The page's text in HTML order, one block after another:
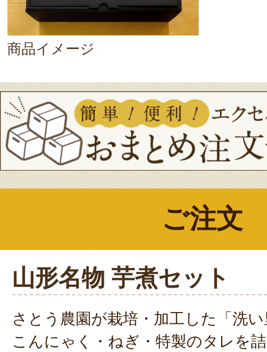
「鍋の締めにはカレー粉を足し、
入れるのがおすすめ！」と、佐藤
した。汁まで残さず、芋煮を満喫
商品イメージ
ご注文
山形名物 芋煮セット
さとう農園が栽培・加工した「洗
こんにゃく・ねぎ・特製のタレを